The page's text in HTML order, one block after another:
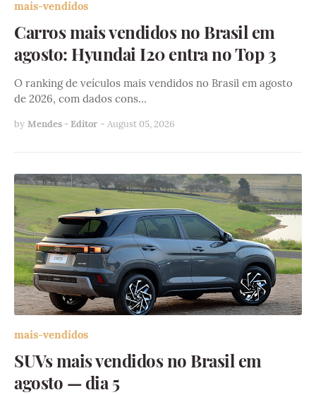
mais-vendidos
Carros mais vendidos no Brasil em
agosto: Hyundai I20 entra no Top 3
O ranking de veículos mais vendidos no Brasil em agosto
de 2026, com dados cons…
by Mendes - Editor - August 05, 2026
mais-vendidos
SUVs mais vendidos no Brasil em
agosto — dia 5